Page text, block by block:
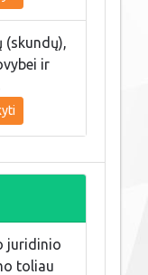
(skundų),
ir
juridinio
toliau